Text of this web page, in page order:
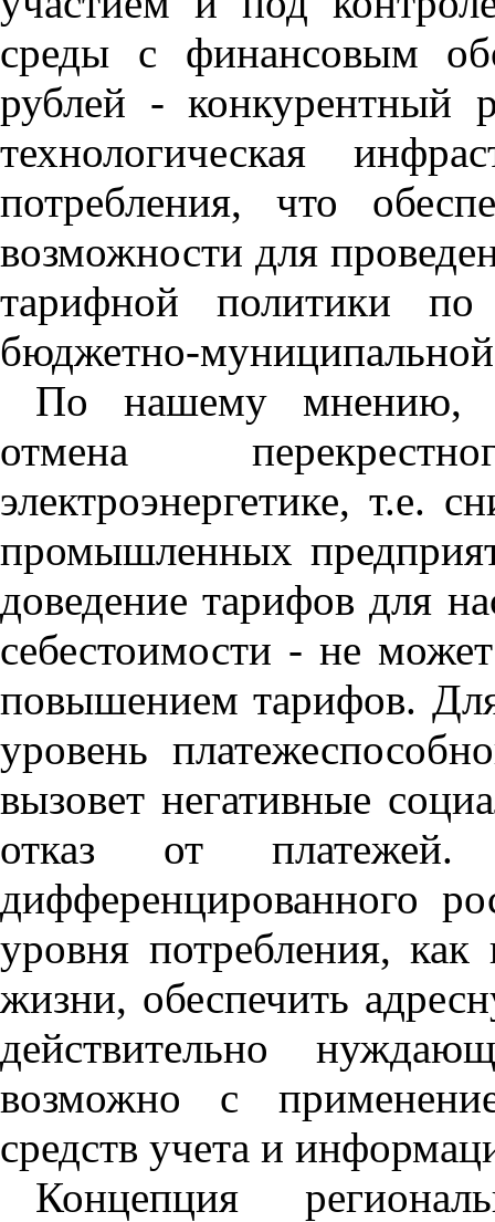
среды с финансовым
рублей - конкурентный
технологическая
потребления, что
возможности для
тарифной политики
бюджетно-
По нашему мнению,
отмена
электроэнергетике, т.е.
промышленных
доведение тарифов для
себестоимости - не
повышением тарифов.
уровень
вызовет негативные
отказ от
дифференцированного
уровня потребления,
жизни, обеспечить
действительно
возможно с
средств учета и
Концепция